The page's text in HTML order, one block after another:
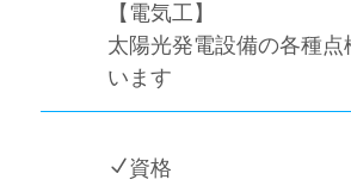
【電気工】
太陽光発電設備の各種点
います
N資格